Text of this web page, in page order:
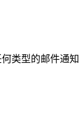
类型的邮件通知